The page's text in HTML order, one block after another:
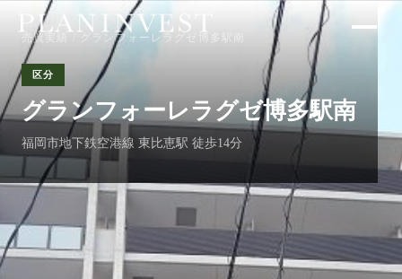
売買実績 / グランフォーレラグゼ博多駅南
区分
グランフォーレラグゼ博多駅南
福岡市地下鉄空港線 東比恵駅 徒歩14分